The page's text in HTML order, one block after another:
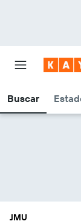
Buscar
JMU